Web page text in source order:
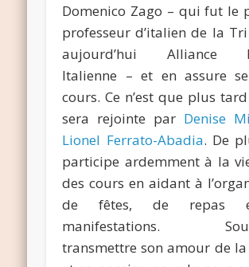
Domenico Zago – qui fut le
professeur d’italien de la Tri
aujourd’hui Alliance
Italienne – et en assure
cours. Ce n’est que plus tard
sera rejointe par Denise
Lionel Ferrato-Abadia. De
participe ardemment à la
des cours en aidant à
de fêtes, de repas
manifestations.
transmettre son amour de